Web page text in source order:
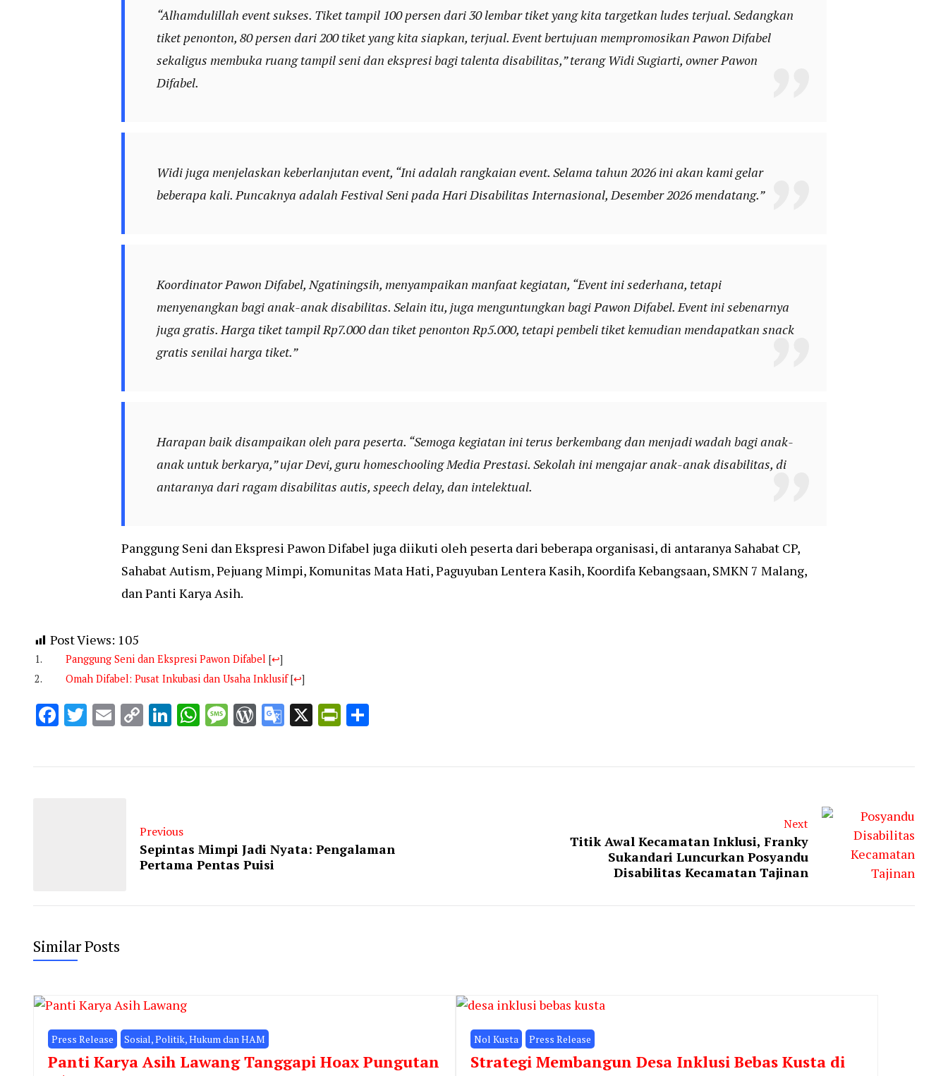
“Alhamdulillah event sukses. Tiket tampil 100 persen dari 30 lembar tiket yang kita targetkan ludes terjual. Sedangkan
tiket penonton, 80 persen dari 200 tiket yang kita siapkan, terjual. Event bertujuan mempromosikan Pawon Difabel
sekaligus membuka ruang tampil seni dan ekspresi bagi talenta disabilitas,” terang Widi Sugiarti, owner Pawon
Difabel.
Widi juga menjelaskan keberlanjutan event, “Ini adalah rangkaian event. Selama tahun 2026 ini akan kami gelar
beberapa kali. Puncaknya adalah Festival Seni pada Hari Disabilitas Internasional, Desember 2026 mendatang.”
Koordinator Pawon Difabel, Ngatiningsih, menyampaikan manfaat kegiatan, “Event ini sederhana, tetapi
menyenangkan bagi anak-anak disabilitas. Selain itu, juga menguntungkan bagi Pawon Difabel. Event ini sebenarnya
juga gratis. Harga tiket tampil Rp7.000 dan tiket penonton Rp5.000, tetapi pembeli tiket kemudian mendapatkan snack
gratis senilai harga tiket.”
Harapan baik disampaikan oleh para peserta. “Semoga kegiatan ini terus berkembang dan menjadi wadah bagi anak-
anak untuk berkarya,” ujar Devi, guru homeschooling Media Prestasi. Sekolah ini mengajar anak-anak disabilitas, di
antaranya dari ragam disabilitas autis, speech delay, dan intelektual.
Panggung Seni dan Ekspresi Pawon Difabel juga diikuti oleh peserta dari beberapa organisasi, di antaranya Sahabat CP,
Sahabat Autism, Pejuang Mimpi, Komunitas Mata Hati, Paguyuban Lentera Kasih, Koordifa Kebangsaan, SMKN 7 Malang,
dan Panti Karya Asih.
Post Views: 105
Panggung Seni dan Ekspresi Pawon Difabel [↩]
Omah Difabel: Pusat Inkubasi dan Usaha Inklusif[↩]
Facebook
Twitter
EmailCopyLinkedIn
WhatsApp
Message
WordPress
Google
X PrintFriendly
Previous
Sepintas Mimpi Jadi Nyata: Pengalaman
Pertama Pentas Puisi
Next
Titik Awal Kecamatan Inklusi, Franky
Sukandari Luncurkan Posyandu
Disabilitas Kecamatan Tajinan
Similar Posts
Press Release Sosial, Politik, Hukum dan HAM
Panti Karya Asih Lawang Tanggapi Hoax Pungutan
Nol Kusta Press Release
Strategi Membangun Desa Inklusi Bebas Kusta di